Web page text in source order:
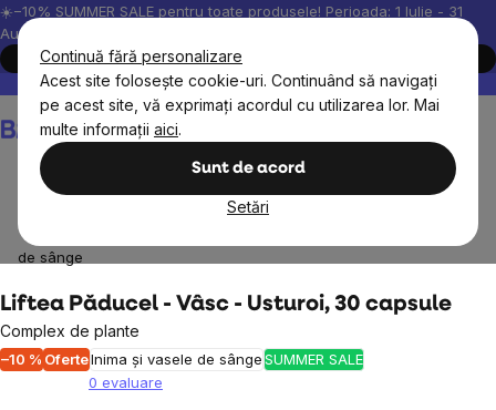
Continuă fără personalizare
Acest site folosește cookie-uri. Continuând să navigați
pe acest site, vă exprimați acordul cu utilizarea lor. Mai
multe informații aici.
Sunt de acord
Setări
Treci
la
conținut
☀️−10% SUMMER SALE pentru toate produsele! Perioada: 1 Iulie - 31
August, 2026.
Cumpără acum
Peste 200.000 de recenzii verificate
Produsele noastre sunt
Coş
de
de sânge
Liftea Păducel - Vâsc - Usturoi, 30 capsule
Complex de plante
–10 % OferteInima și vasele de sângeSUMMER SALE
0 evaluare